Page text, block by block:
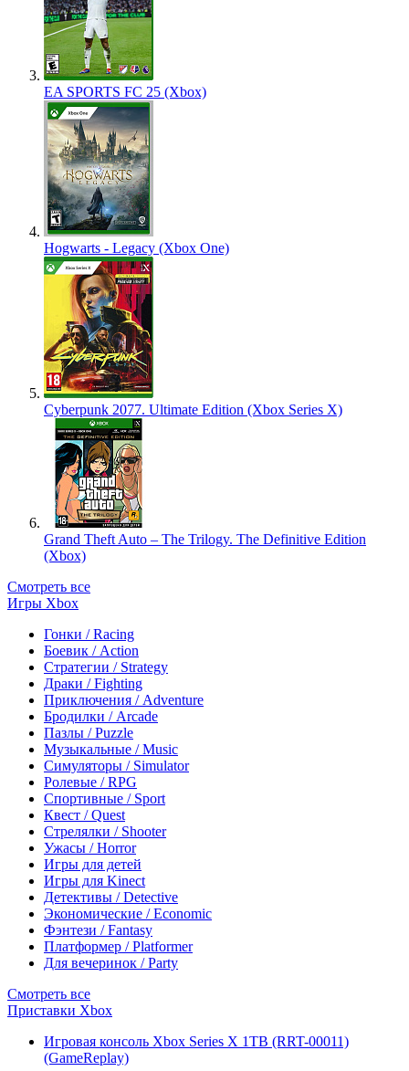
EA SPORTS FC 25 (Xbox)
Hogwarts - Legacy (Xbox One)
Cyberpunk 2077. Ultimate Edition (Xbox Series X)
Grand Theft Auto – The Trilogy. The Definitive Edition
(Xbox)
Смотреть все
Игры Xbox
Гонки / Racing
Боевик / Action
Стратегии / Strategy
Драки / Fighting
Приключения / Adventure
Бродилки / Arcade
Пазлы / Puzzle
Музыкальные / Music
Симуляторы / Simulator
Ролевые / RPG
Спортивные / Sport
Квест / Quest
Стрелялки / Shooter
Ужасы / Horror
Игры для детей
Игры для Kinect
Детективы / Detective
Экономические / Economic
Фэнтези / Fantasy
Платформер / Platformer
Для вечеринок / Party
Смотреть все
Приставки Xbox
Игровая консоль Xbox Series X 1TB (RRT-00011)
(GameReplay)